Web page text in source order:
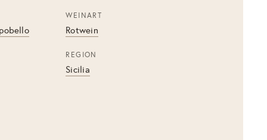
WEINART
Rotwein
REGION
Sicilia